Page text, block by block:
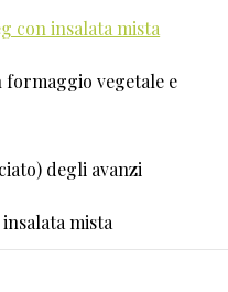
con insalata mista
formaggio vegetale e
degli avanzi
| insalata mista